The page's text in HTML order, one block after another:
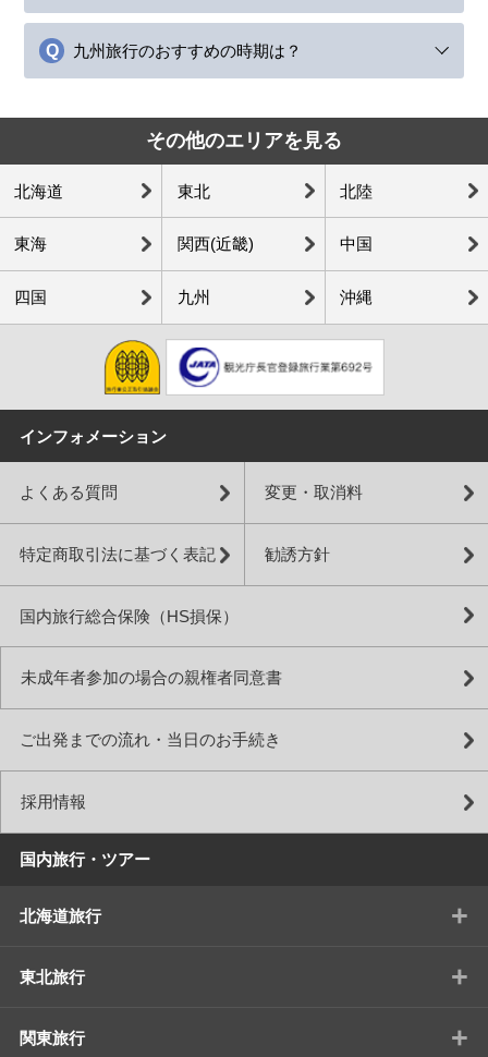
九州旅行のおすすめの時期は？
その他のエリアを見る
北海道 東北 北陸
東海 関西(近畿) 中国
四国 九州 沖縄
インフォメーション
よくある質問 変更・取消料
特定商取引法に基づく表記 勧誘方針
国内旅行総合保険（HS損保）
未成年者参加の場合の親権者同意書
ご出発までの流れ・当日のお手続き
採用情報
国内旅行・ツアー
北海道旅行 +
東北旅行 +
関東旅行 +